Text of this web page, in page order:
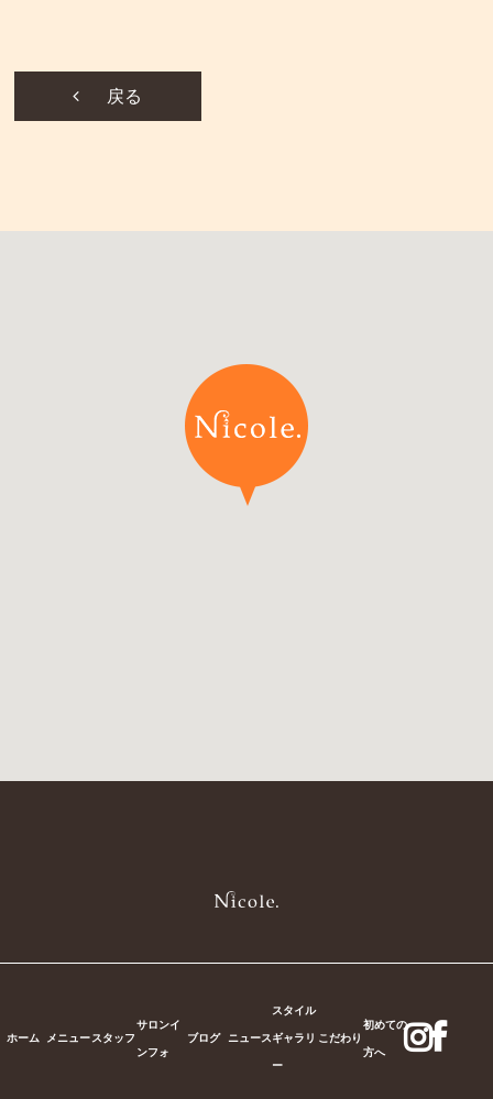
戻る
ホーム メニュー スタッフ
サロンイ
ンフォ
ブログ ニュース
スタイル
ギャラリ
ー
こだわり
初めての
方へ